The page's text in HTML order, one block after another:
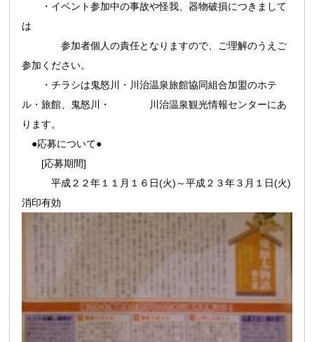
・イベント参加中の事故や怪我、器物破損につきまして
は
参加者個人の責任となりますので、ご理解のうえご
参加ください。
・チラシは鬼怒川・川治温泉旅館協同組合加盟のホテ
ル・旅館、鬼怒川・ 川治温泉観光情報センターにあ
ります。
●応募について●
[応募期間]
平成２２年１１月１６日(火)～平成２３年３月１日(火)
消印有効